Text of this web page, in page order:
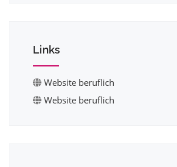
Links
Website beruflich
Website beruflich